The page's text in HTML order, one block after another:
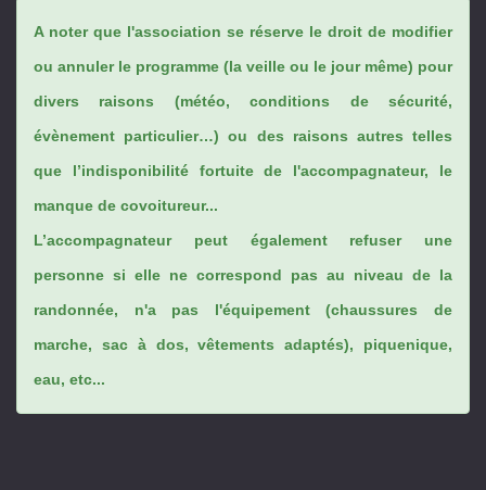
A noter que l'association se réserve le droit de modifier
ou annuler le programme (la veille ou le jour même) pour
divers raisons (météo, conditions de sécurité,
évènement particulier…) ou des raisons autres telles
que l’indisponibilité fortuite de l'accompagnateur, le
manque de covoitureur...
L’accompagnateur peut également refuser une
personne si elle ne correspond pas au niveau de la
randonnée, n'a pas l'équipement (chaussures de
marche, sac à dos, vêtements adaptés), piquenique,
eau, etc...